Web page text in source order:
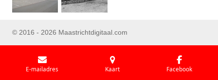
© 2016 - 2026 Maastrichtdigitaal.com
E-mailadres Kaart Facebook